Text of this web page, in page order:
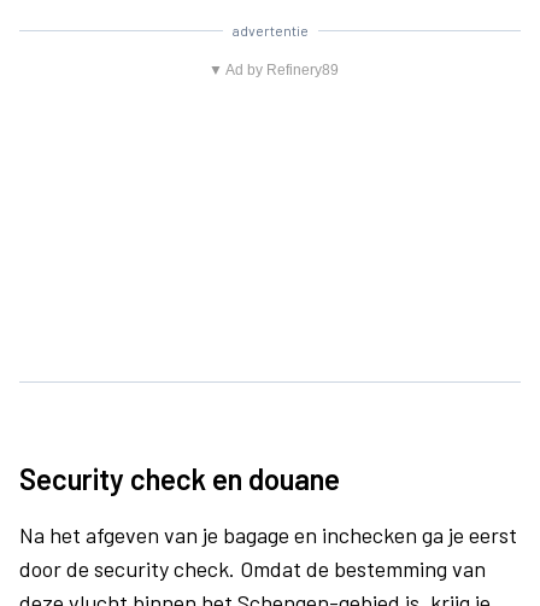
advertentie
▼ Ad by Refinery89
Security check en douane
Na het afgeven van je bagage en inchecken ga je eerst
door de security check. Omdat de bestemming van